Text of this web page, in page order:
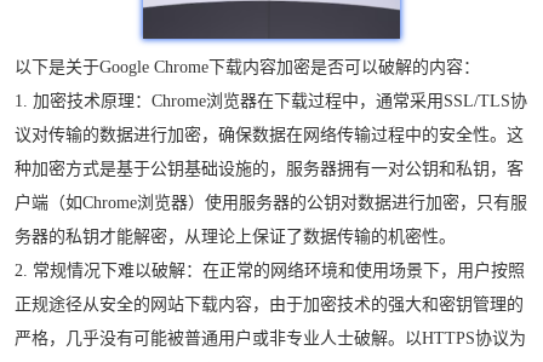
以下是关于Google Chrome下载内容加密是否可以破解的内容：
1. 加密技术原理：Chrome浏览器在下载过程中，通常采用SSL/TLS协
议对传输的数据进行加密，确保数据在网络传输过程中的安全性。这
种加密方式是基于公钥基础设施的，服务器拥有一对公钥和私钥，客
户端（如Chrome浏览器）使用服务器的公钥对数据进行加密，只有服
务器的私钥才能解密，从理论上保证了数据传输的机密性。
2. 常规情况下难以破解：在正常的网络环境和使用场景下，用户按照
正规途径从安全的网站下载内容，由于加密技术的强大和密钥管理的
严格，几乎没有可能被普通用户或非专业人士破解。以HTTPS协议为